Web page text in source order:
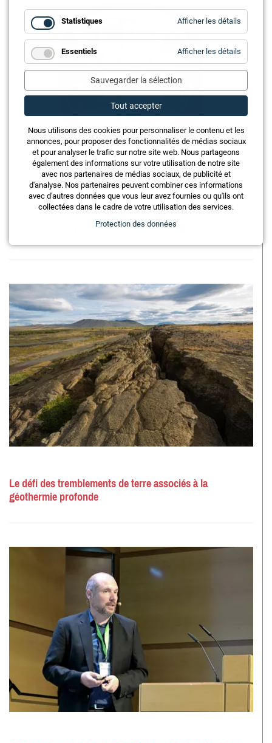
Le défi des tremblements de terre associés à la
géothermie profonde
Statistiques Afficher les détails
Essentiels Afficher les détails
Sauvegarder la sélection
Tout accepter
Nous utilisons des cookies pour personnaliser le contenu et les
annonces, pour proposer des fonctionnalités de médias sociaux
et pour analyser le trafic sur notre site web. Nous partageons
également des informations sur votre utilisation de notre site
avec nos partenaires de médias sociaux, de publicité et
d'analyse. Nos partenaires peuvent combiner ces informations
avec d'autres données que vous leur avez fournies ou qu'ils ont
collectées dans le cadre de votre utilisation des services.
Protection des données